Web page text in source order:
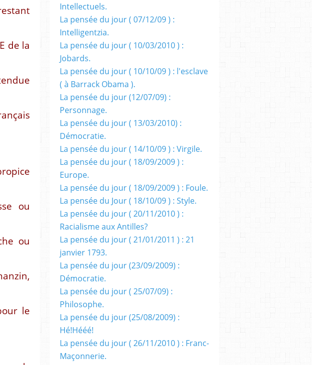
de la
ou
ou
le
Intellectuels.
La pensée du jour ( 07/12/09 ) :
Intelligentzia.
La pensée du jour ( 10/03/2010 ) :
Jobards.
La pensée du jour ( 10/10/09 ) : l'esclave
( à Barrack Obama ).
La pensée du jour (12/07/09) :
Personnage.
La pensée du jour ( 13/03/2010) :
Démocratie.
La pensée du jour ( 14/10/09 ) : Virgile.
La pensée du jour ( 18/09/2009 ) :
Europe.
La pensée du jour ( 18/09/2009 ) : Foule.
La pensée du Jour ( 18/10/09 ) : Style.
La pensée du jour ( 20/11/2010 ) :
Racialisme aux Antilles?
La pensée du jour ( 21/01/2011 ) : 21
janvier 1793.
La pensée du jour (23/09/2009) :
Démocratie.
La pensée du jour ( 25/07/09) :
Philosophe.
La pensée du jour (25/08/2009) :
Hé!Hééé!
La pensée du jour ( 26/11/2010 ) : Franc-
Maçonnerie.